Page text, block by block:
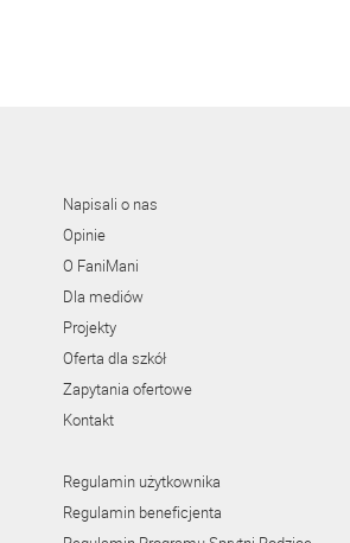
Napisali o nas
Opinie
O FaniMani
Dla mediów
Projekty
Oferta dla szkół
Zapytania ofertowe
Kontakt
Regulamin użytkownika
Regulamin beneficjenta